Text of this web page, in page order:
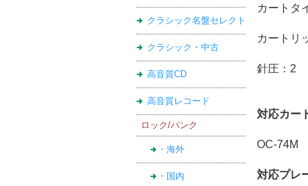
クラシック名盤セレクト
クラシック・中古
高音質CD
高音質レコード
ロック/パンク
・海外
・国内
カートタ
カートリ
針圧：2
対応カー
OC-74M
対応プレ